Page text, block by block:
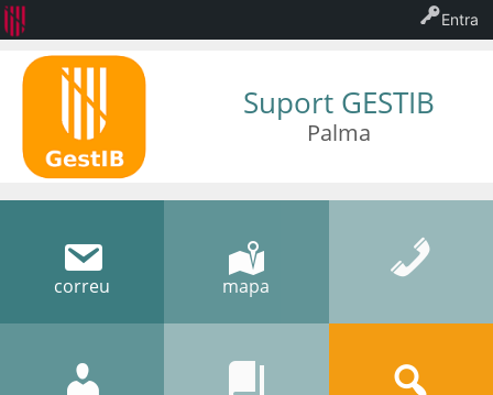
Suport GESTIB
Palma
correu mapa
Entra